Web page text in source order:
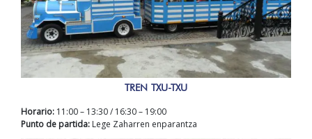
TREN TXU-TXU
Horario: 11:00 – 13:30 / 16:30 – 19:00
Punto de partida: Lege Zaharren enparantza